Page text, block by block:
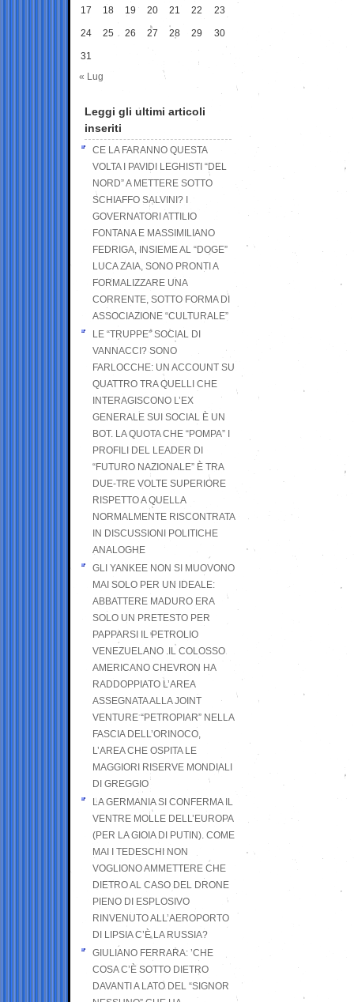
17 18 19 20 21 22 23
24 25 26 27 28 29 30
31
« Lug
Leggi gli ultimi articoli
inseriti
CE LA FARANNO QUESTA
VOLTA I PAVIDI LEGHISTI “DEL
NORD” A METTERE SOTTO
SCHIAFFO SALVINI? I
GOVERNATORI ATTILIO
FONTANA E MASSIMILIANO
FEDRIGA, INSIEME AL “DOGE”
LUCA ZAIA, SONO PRONTI A
FORMALIZZARE UNA
CORRENTE, SOTTO FORMA DI
ASSOCIAZIONE “CULTURALE”
LE “TRUPPE” SOCIAL DI
VANNACCI? SONO
FARLOCCHE: UN ACCOUNT SU
QUATTRO TRA QUELLI CHE
INTERAGISCONO L’EX
GENERALE SUI SOCIAL È UN
BOT. LA QUOTA CHE “POMPA” I
PROFILI DEL LEADER DI
“FUTURO NAZIONALE” È TRA
DUE-TRE VOLTE SUPERIORE
RISPETTO A QUELLA
NORMALMENTE RISCONTRATA
IN DISCUSSIONI POLITICHE
ANALOGHE
GLI YANKEE NON SI MUOVONO
MAI SOLO PER UN IDEALE:
ABBATTERE MADURO ERA
SOLO UN PRETESTO PER
PAPPARSI IL PETROLIO
VENEZUELANO .IL COLOSSO
AMERICANO CHEVRON HA
RADDOPPIATO L’AREA
ASSEGNATA ALLA JOINT
VENTURE “PETROPIAR” NELLA
FASCIA DELL’ORINOCO,
L’AREA CHE OSPITA LE
MAGGIORI RISERVE MONDIALI
DI GREGGIO
LA GERMANIA SI CONFERMA IL
VENTRE MOLLE DELL’EUROPA
(PER LA GIOIA DI PUTIN). COME
MAI I TEDESCHI NON
VOGLIONO AMMETTERE CHE
DIETRO AL CASO DEL DRONE
PIENO DI ESPLOSIVO
RINVENUTO ALL’AEROPORTO
DI LIPSIA C’È LA RUSSIA?
GIULIANO FERRARA: ’CHE
COSA C’È SOTTO DIETRO
DAVANTI A LATO DEL “SIGNOR